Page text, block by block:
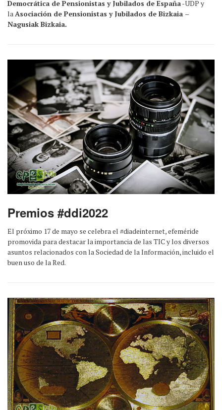
Democrática de Pensionistas y Jubilados de España-UDP y
laAsociación de Pensionistas y Jubilados de Bizkaia –
Nagusiak Bizkaia.
Premios #ddi2022
El próximo 17 de mayo se celebra el #diadeinternet, efeméride
promovida para destacar la importancia de las TIC y los diversos
asuntos relacionados con la Sociedad de la Información, incluido el
buen uso de la Red.